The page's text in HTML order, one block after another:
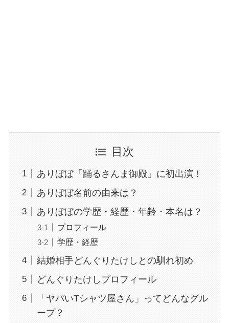
目次
ありぼぼ「踊るさんま御殿」に初出演！
ありぼぼ名前の由来は？
ありぼぼの学歴・経歴・年齢・本名は？
プロフィール
学歴・経歴
結婚相手どんぐりたけしとの馴れ初め
どんぐりたけしプロフィール
「ヤバいTシャツ屋さん」ってどんなグル
ープ？